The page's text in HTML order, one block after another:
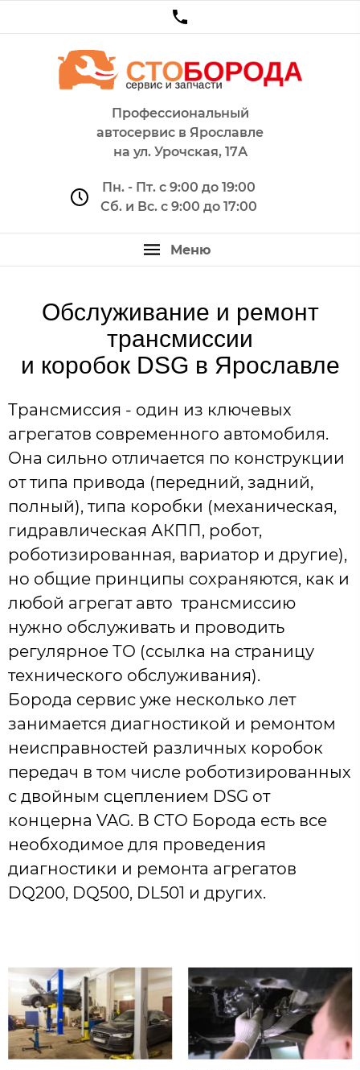
Профессиональный
автосервис в Ярославле
на ул. Урочская, 17А
Пн. - Пт. с 9:00 до 19:00
Сб. и Вс. с 9:00 до 17:00
Обслуживание и ремонт
трансмиссии
и коробок DSG в Ярославле
Трансмиссия - один из ключевых
агрегатов современного автомобиля.
Она сильно отличается по конструкции
от типа привода (передний, задний,
полный), типа коробки (механическая,
гидравлическая АКПП, робот,
роботизированная, вариатор и другие),
но общие принципы сохраняются, как и
любой агрегат авто трансмиссию
нужно обслуживать и проводить
регулярное ТО (ссылка на страницу
технического обслуживания).
Борода сервис уже несколько лет
занимается диагностикой и ремонтом
неисправностей различных коробок
передач в том числе роботизированных
с двойным сцеплением DSG от
концерна VAG. В СТО Борода есть все
необходимое для проведения
диагностики и ремонта агрегатов
DQ200, DQ500, DL501 и других.